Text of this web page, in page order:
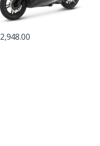
2,948.00